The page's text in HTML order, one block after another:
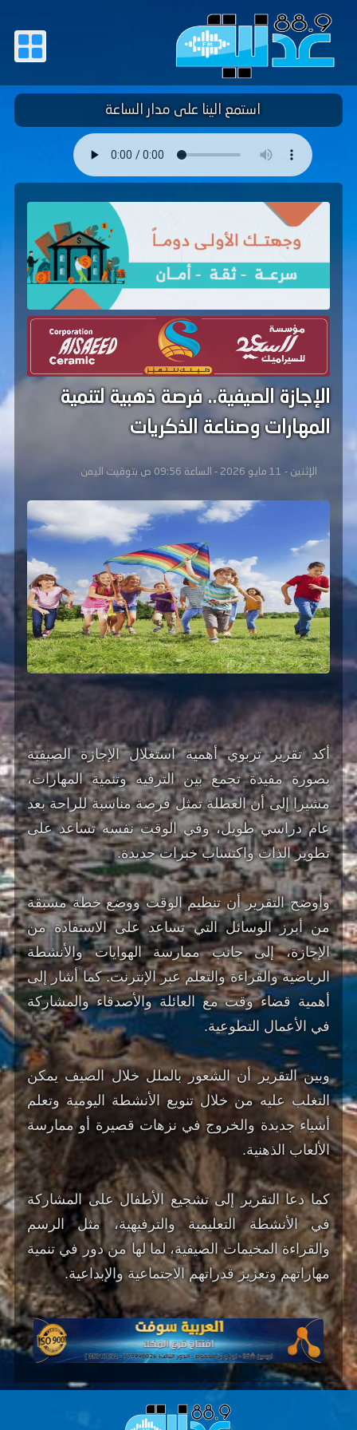
استمع الينا على مدار الساعة
الإجازة الصيفية.. فرصة ذهبية لتنمية
المهارات وصناعة الذكريات
الإثنين - 11 مايو 2026 - الساعة 09:56 ص بتوقيت اليمن
أكد تقرير تربوي أهمية استغلال الإجازة الصيفية
بصورة مفيدة تجمع بين الترفيه وتنمية المهارات،
مشيرا إلى أن العطلة تمثل فرصة مناسبة للراحة بعد
عام دراسي طويل، وفي الوقت نفسه تساعد على
تطوير الذات واكتساب خبرات جديدة.
وأوضح التقرير أن تنظيم الوقت ووضع خطة مسبقة
من أبرز الوسائل التي تساعد على الاستفادة من
الإجازة، إلى جانب ممارسة الهوايات والأنشطة
الرياضية والقراءة والتعلم عبر الإنترنت. كما أشار إلى
أهمية قضاء وقت مع العائلة والأصدقاء والمشاركة
في الأعمال التطوعية.
وبين التقرير أن الشعور بالملل خلال الصيف يمكن
التغلب عليه من خلال تنويع الأنشطة اليومية وتعلم
أشياء جديدة والخروج في نزهات قصيرة أو ممارسة
الألعاب الذهنية.
كما دعا التقرير إلى تشجيع الأطفال على المشاركة
في الأنشطة التعليمية والترفيهية، مثل الرسم
والقراءة المخيمات الصيفية، لما لها من دور في تنمية
مهاراتهم وتعزيز قدراتهم الاجتماعية والإبداعية.